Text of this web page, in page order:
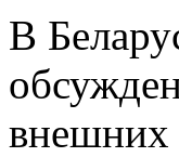
В
внешних